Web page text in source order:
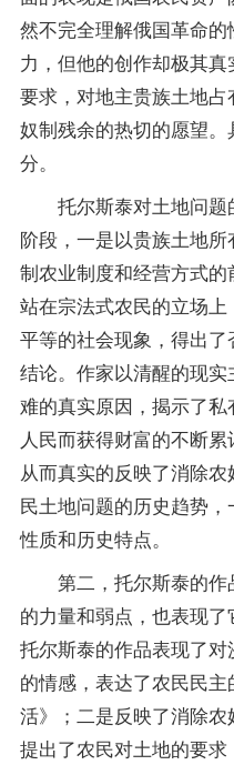
然不完全理解俄国革命
力，但他的创作却极其
要求，对地主贵族土地
奴制残余的热切的愿望
分。
托尔斯泰对土地问题
阶段，一是以贵族土地
制农业制度和经营方式
站在宗法式农民的立场
平等的社会现象，得出
结论。作家以清醒的现
难的真实原因，揭示了
人民而获得财富的不断
从而真实的反映了消除
民土地问题的历史趋势
性质和历史特点。
第二，托尔斯泰的作
的力量和弱点，也表现
托尔斯泰的作品表现了
的情感，表达了农民民
活》；二是反映了消除
提出了农民对土地的要